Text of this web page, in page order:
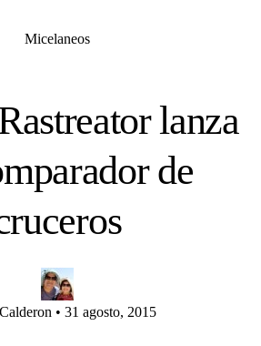
Micelaneos
lanza
de
• 31 agosto, 2015